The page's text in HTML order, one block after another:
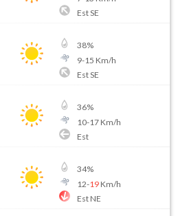
Est SE
38%
9-15 Km/h
Est SE
36%
10-17Km/h
Est
34%
12-19Km/h
Est NE